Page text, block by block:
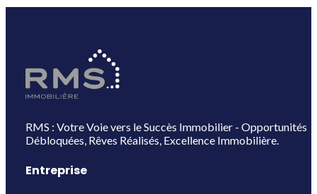
RMS : Votre Voie vers le Succès Immobilier - Opportunités
Débloquées, Rêves Réalisés, Excellence Immobilière.
Entreprise